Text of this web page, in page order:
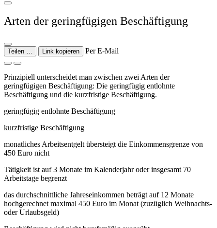
Arten der geringfügigen Beschäftigung
Teilen … Link kopieren Per E-Mail
Prinzipiell unterscheidet man zwischen zwei Arten der
geringfügigen Beschäftigung: Die geringfügig entlohnte
Beschäftigung und die kurzfristige Beschäftigung.
geringfügig entlohnte Beschäftigung
kurzfristige Beschäftigung
monatliches Arbeitsentgelt übersteigt die Einkommensgrenze von
450 Euro nicht
Tätigkeit ist auf 3 Monate im Kalenderjahr oder insgesamt 70
Arbeitstage begrenzt
das durchschnittliche Jahreseinkommen beträgt auf 12 Monate
hochgerechnet maximal 450 Euro im Monat (zuzüglich Weihnachts-
oder Urlaubsgeld)